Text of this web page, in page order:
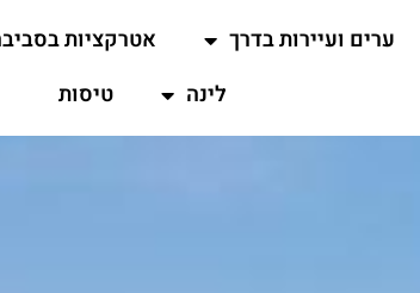
ערים ועיירות בדרך אטרקציות
לינה
טיסות